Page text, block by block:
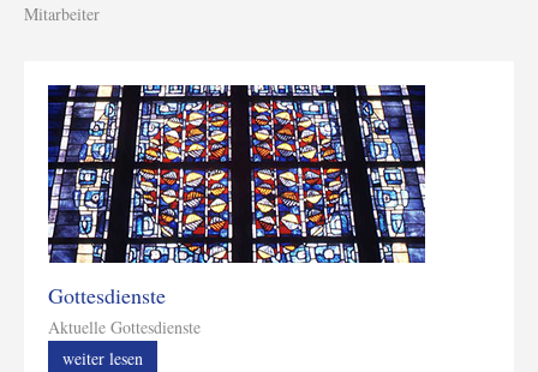
Mitarbeiter
Gottesdienste
Aktuelle Gottesdienste
weiter lesen